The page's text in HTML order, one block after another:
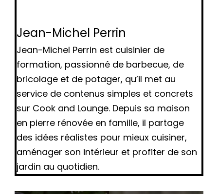
Jean-Michel Perrin
Jean-Michel Perrin est cuisinier de
formation, passionné de barbecue, de
bricolage et de potager, qu’il met au
service de contenus simples et concrets
sur Cook and Lounge. Depuis sa maison
en pierre rénovée en famille, il partage
des idées réalistes pour mieux cuisiner,
aménager son intérieur et profiter de son
jardin au quotidien.